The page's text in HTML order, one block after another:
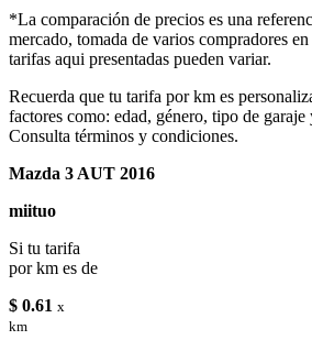
*La comparación de precios es una
mercado, tomada de varios compradores
tarifas aqui presentadas pueden variar.
Recuerda que tu tarifa por km es
factores como: edad, género, tipo de
Consulta términos y condiciones.
Mazda 3 AUT 2016
miituo
Si tu tarifa
por km es de
$ 0.61 x
km